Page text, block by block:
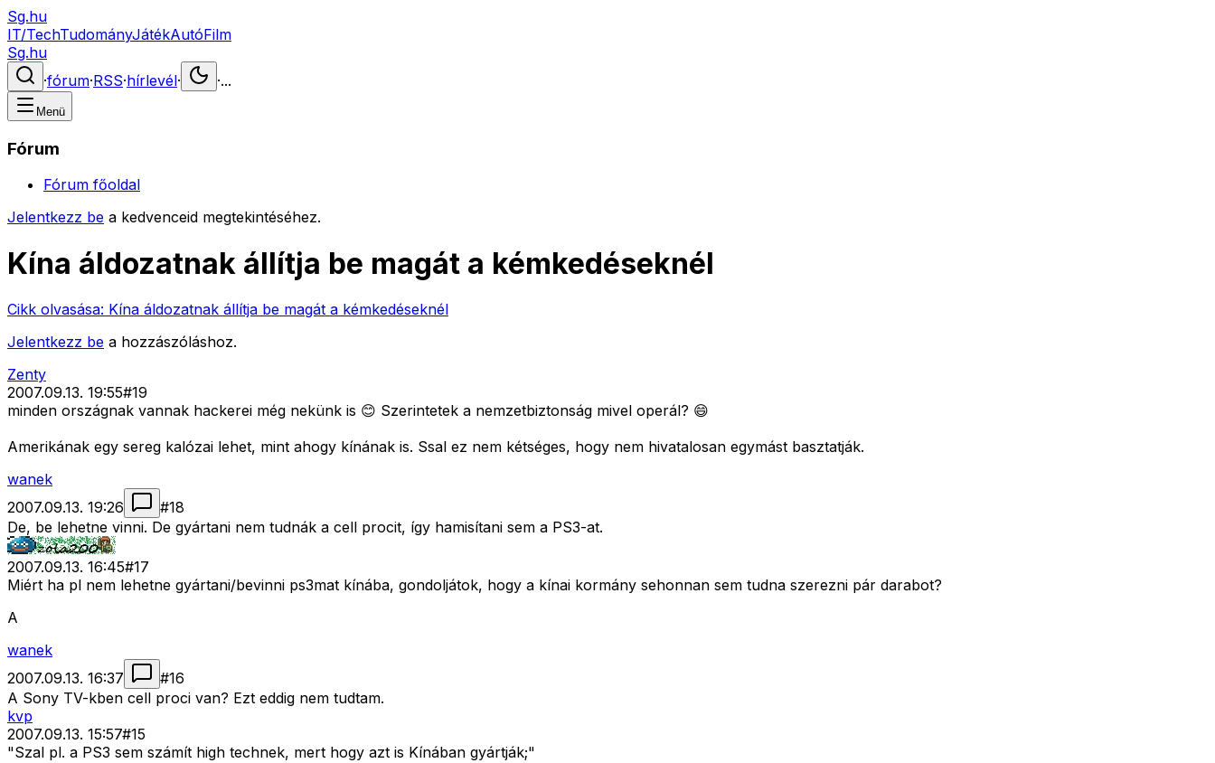
Sg.hu
IT/TechTudományJátékAutóFilm
Sg.hu
·fórum·RSS·hírlevél· ·...
Menü
Fórum
Fórum főoldal
Jelentkezz be a kedvenceid megtekintéséhez.
Kína áldozatnak állítja be magát a kémkedéseknél
Cikk olvasása: Kína áldozatnak állítja be magát a kémkedéseknél
Jelentkezz be a hozzászóláshoz.
Zenty
2007.09.13. 19:55#19
minden országnak vannak hackerei még nekünk is 😊 Szerintetek a nemzetbiztonság mivel operál? 😄
Amerikának egy sereg kalózai lehet, mint ahogy kínának is. Ssal ez nem kétséges, hogy nem hivatalosan egymást basztatják.
wanek
2007.09.13. 19:26
#18
De, be lehetne vinni. De gyártani nem tudnák a cell procit, így hamisítani sem a PS3-at.
2007.09.13. 16:45#17
Miért ha pl nem lehetne gyártani/bevinni ps3mat kínába, gondoljátok, hogy a kínai kormány sehonnan sem tudna szerezni pár darabot?
A
wanek
2007.09.13. 16:37
#16
A Sony TV-kben cell proci van? Ezt eddig nem tudtam.
kvp
2007.09.13. 15:57#15
"Szal pl. a PS3 sem számít high technek, mert hogy azt is Kínában gyártják;"